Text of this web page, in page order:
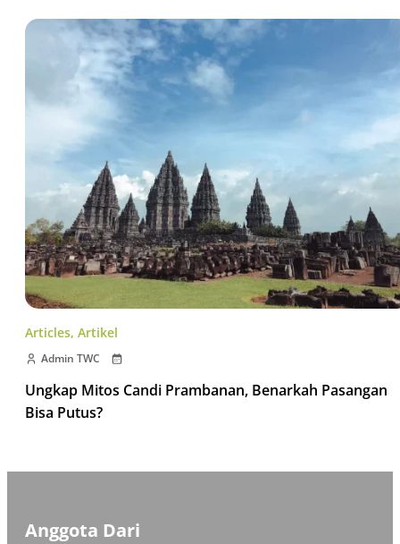
Articles, Artikel
Admin TWC
Ungkap Mitos Candi Prambanan, Benarkah Pasangan
Bisa Putus?
Anggota Dari